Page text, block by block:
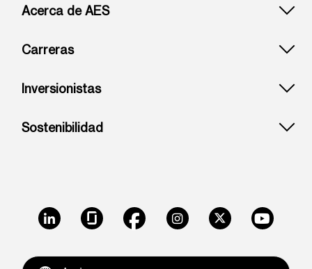
Footer: Andes
Acerca de AES
Carreras
Inversionistas
Sostenibilidad
LinkedIn GlassdoorFacebookInstagramX Youtube